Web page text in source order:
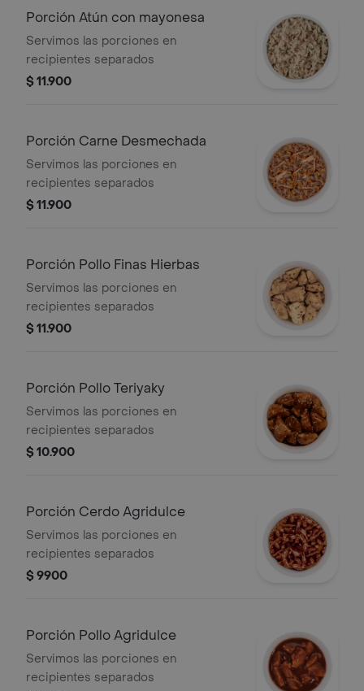
Porción Atún con mayonesa
Servimos las porciones en
recipientes separados
$ 11.900
Porción Carne Desmechada
Servimos las porciones en
recipientes separados
$ 11.900
Porción Pollo Finas Hierbas
Servimos las porciones en
recipientes separados
$ 11.900
Porción Pollo Teriyaky
Servimos las porciones en
recipientes separados
$ 10.900
Porción Cerdo Agridulce
Servimos las porciones en
recipientes separados
$ 9900
Porción Pollo Agridulce
Servimos las porciones en
recipientes separados